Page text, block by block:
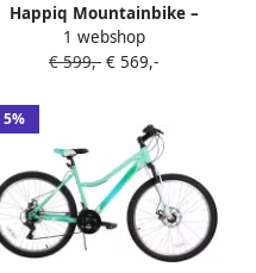
Happiq Mountainbike –
Voor dames mountainbiken
– 18-speed V-brake – Stevig
1 webshop
€ 599,- € 569,-
5%